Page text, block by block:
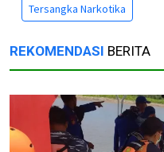
Tersangka Narkotika
REKOMENDASI BERITA